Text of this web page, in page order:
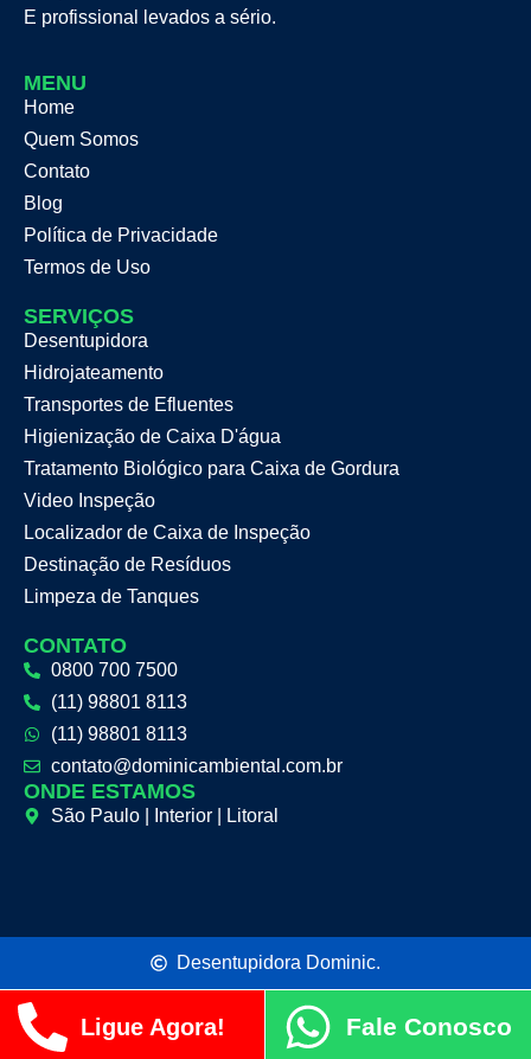
E profissional levados a sério.
MENU
Home
Quem Somos
Contato
Blog
Política de Privacidade
Termos de Uso
SERVIÇOS
Desentupidora
Hidrojateamento
Transportes de Efluentes
Higienização de Caixa D'água
Tratamento Biológico para Caixa de Gordura
Video Inspeção
Localizador de Caixa de Inspeção
Destinação de Resíduos
Limpeza de Tanques
CONTATO
0800 700 7500
(11) 98801 8113
(11) 98801 8113
contato@dominicambiental.com.br
ONDE ESTAMOS
São Paulo | Interior | Litoral
Desentupidora Dominic.
Ligue Agora! Fale Conosco